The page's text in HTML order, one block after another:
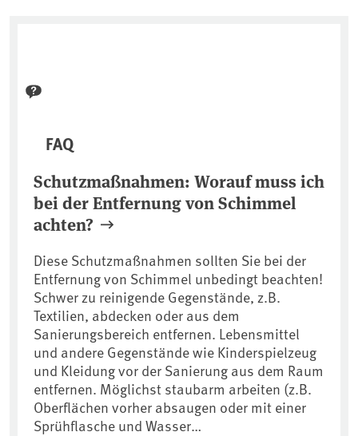
FAQ
Schutzmaßnahmen: Worauf muss ich
bei der Entfernung von Schimmel
achten?
Diese Schutzmaßnahmen sollten Sie bei der
Entfernung von Schimmel unbedingt beachten!
Schwer zu reinigende Gegenstände, z.B.
Textilien, abdecken oder aus dem
Sanierungsbereich entfernen. Lebensmittel
und andere Gegenstände wie Kinderspielzeug
und Kleidung vor der Sanierung aus dem Raum
entfernen. Möglichst staubarm arbeiten (z.B.
Oberflächen vorher absaugen oder mit einer
Sprühflasche und Wasser…